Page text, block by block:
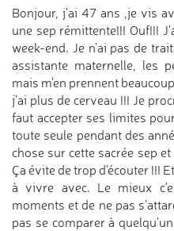
Bonjour, j'ai 47 ans ,je vis
une sep rémittente!!! Ouf!!!
week-end. Je n'ai pas de
assistante maternelle, les
mais m'en prennent
j'ai plus de cerveau !!! Je
faut accepter ses limites
toute seule pendant des
chose sur cette sacrée sep
Ça évite de trop d'écouter !!!
à vivre avec. Le mieux
moments et de ne pas
pas se comparer à